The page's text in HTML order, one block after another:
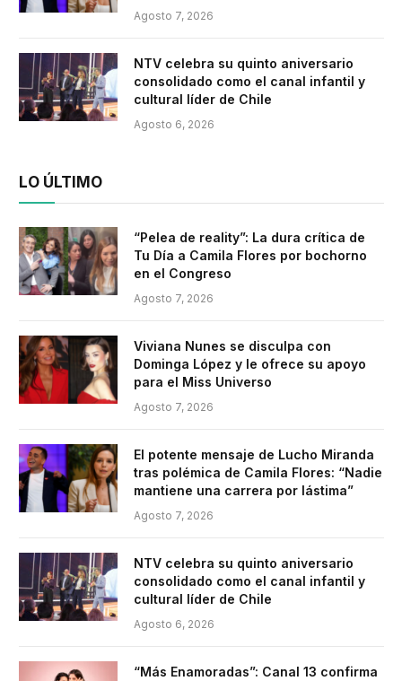
Agosto 7, 2026
NTV celebra su quinto aniversario
consolidado como el canal infantil y
cultural líder de Chile
Agosto 6, 2026
LO ÚLTIMO
“Pelea de reality”: La dura crítica de
Tu Día a Camila Flores por bochorno
en el Congreso
Agosto 7, 2026
Viviana Nunes se disculpa con
Dominga López y le ofrece su apoyo
para el Miss Universo
Agosto 7, 2026
El potente mensaje de Lucho Miranda
tras polémica de Camila Flores: “Nadie
mantiene una carrera por lástima”
Agosto 7, 2026
NTV celebra su quinto aniversario
consolidado como el canal infantil y
cultural líder de Chile
Agosto 6, 2026
“Más Enamoradas”: Canal 13 confirma